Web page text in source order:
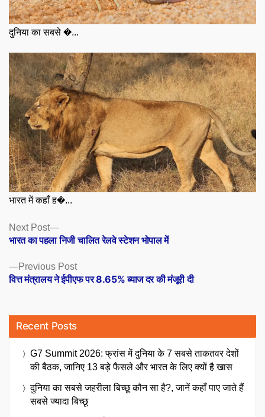
दुनिया का सबसे �...
भारत में कहाँ ह�...
Posts
navigation
Previous PostPrevious
post:
वित्त मंत्रालय ने ईपीएफ पर 8.65% ब्याज दर की मंजूरी दी
Next Post
Next
post:
भारत का पहला निजी चालित रेलवे स्टेशन भोपाल में
Recent Posts
G7 Summit 2026: फ्रांस में दुनिया के 7 सबसे ताकतवर देशों
की बैठक, जानिए 13 बड़े फैसले और भारत के लिए क्यों है खास
दुनिया का सबसे जहरीला बिच्छू कौन सा है?, जानें कहाँ पाए जाते हैं
सबसे ज्यादा बिच्छू